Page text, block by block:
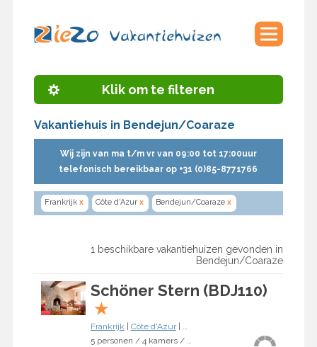
Klik om te filteren
Vakantiehuis in Bendejun/Coaraze
Wij zijn van ma t/m vr van 09:00 tot 17:00uur
telefonisch bereikbaar op +31 (0)85-8771766
Frankrijk x Côte d'Azur x Bendejun/Coaraze x
1 beschikbare vakantiehuizen gevonden in
Bendejun/Coaraze
Schöner Stern (BDJ110)
★
Frankrijk Côte d'Azur| Bendejun/Coaraze
5 personen / 4 kamers / 3 slaapkamers